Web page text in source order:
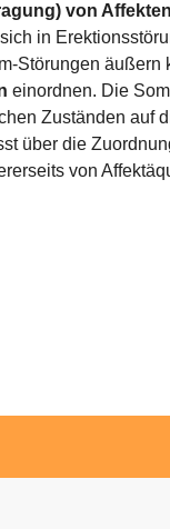
von Affekten
in
Störungen äußern
einordnen. Die
Zuständen auf
über die
von